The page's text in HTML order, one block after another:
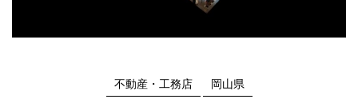
不動産・工務店 岡山県